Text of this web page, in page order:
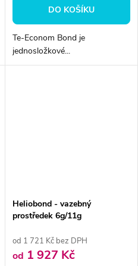
DO KOŠÍKU
Te-Econom Bond je
jednosložkové...
Heliobond - vazebný
prostředek 6g/11g
od 1 721 Kč bez DPH
od 1 927 Kč